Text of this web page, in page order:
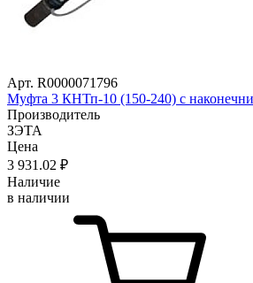
Арт. R0000071796
Муфта 3 КНТп-10 (150-240) с
Производитель
ЗЭТА
Цена
3 931 .02 ₽
Наличие
в наличии